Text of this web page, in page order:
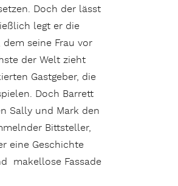
Doch der lässt
legt er die
seine Frau vor
der Welt zieht
Gastgeber, die
Doch Barrett
Sally und Mark den
Bittsteller,
eine Geschichte
makellose Fassade